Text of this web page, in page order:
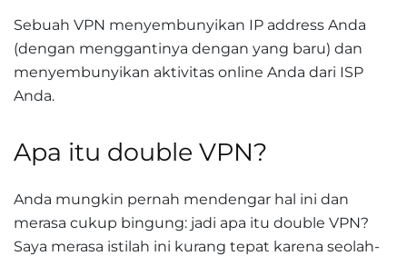
Sebuah VPN menyembunyikan IP address Anda
(dengan menggantinya dengan yang baru) dan
menyembunyikan aktivitas online Anda dari ISP
Anda.
Apa itu double VPN?
Anda mungkin pernah mendengar hal ini dan
merasa cukup bingung: jadi apa itu double VPN?
Saya merasa istilah ini kurang tepat karena seolah-